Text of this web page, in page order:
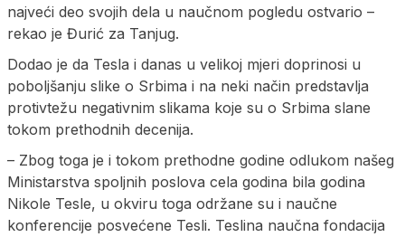
najveći deo svojih dela u naučnom pogledu ostvario –
rekao je Đurić za Tanjug.
Dodao je da Tesla i danas u velikoj mjeri doprinosi u
poboljšanju slike o Srbima i na neki način predstavlja
protivtežu negativnim slikama koje su o Srbima slane
tokom prethodnih decenija.
– Zbog toga je i tokom prethodne godine odlukom našeg
Ministarstva spoljnih poslova cela godina bila godina
Nikole Tesle, u okviru toga održane su i naučne
konferencije posvećene Tesli. Teslina naučna fondacija